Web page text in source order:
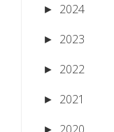
► 2024
► 2023
► 2022
► 2021